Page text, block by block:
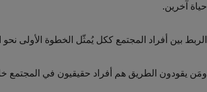
حياة آخرين.
الربط بين أفراد المجتمع ككل يُمثّل الخطوة الأولى نحو
ومَن يقودون الطريق هم أفراد حقيقيون في المجتمع